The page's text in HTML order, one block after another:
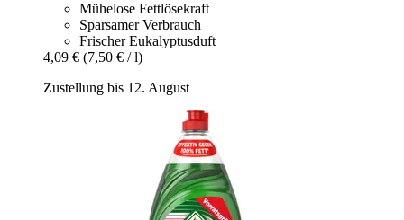
Mühelose Fettlösekraft
Sparsamer Verbrauch
Frischer Eukalyptusduft
4,09 € (7,50 € / l)
Zustellung bis 12. August